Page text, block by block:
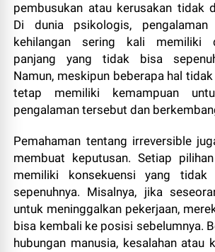
pembusukan atau kerusakan tidak
Di dunia psikologis,
kehilangan sering kali memiliki
panjang yang tidak bisa
Namun, meskipun beberapa hal
tetap memiliki kemampuan
pengalaman tersebut dan
Pemahaman tentang irreversible
membuat keputusan. Setiap
memiliki konsekuensi yang tidak
sepenuhnya. Misalnya, jika
untuk meninggalkan pekerjaan,
bisa kembali ke posisi sebelumnya.
hubungan manusia, kesalahan atau